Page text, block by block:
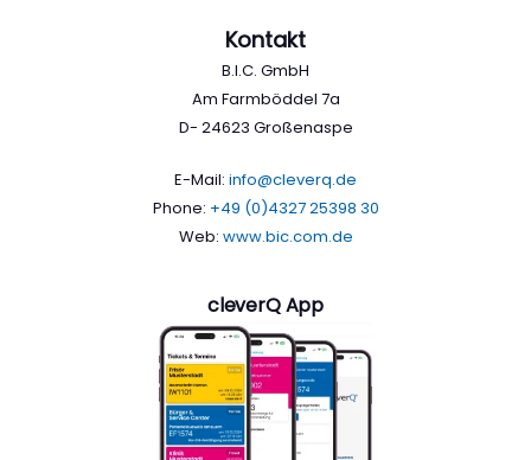
Kontakt
B.I.C. GmbH
Am Farmböddel 7a
D- 24623 Großenaspe
E-Mail: info@cleverq.de
Phone: +49 (0)4327 25398 30
Web: www.bic.com.de
cleverQ App